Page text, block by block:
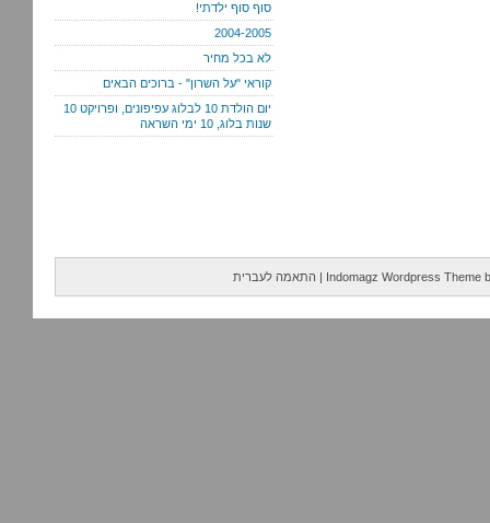
סוף סוף ילדתי!
2004-2005
לא בכל מחיר
קוראי "על השרון" - ברוכים הבאים
יום הולדת 10 לבלוג עפיפונים, ופרויקט 10
שנות בלוג, 10 ימי השראה
Indomagz Wordpress Theme
| התאמה לעברית